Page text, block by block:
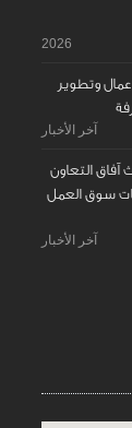
2026
وتطوير
آخر الأخبار
التعاون
سوق العمل
آخر الأخبار